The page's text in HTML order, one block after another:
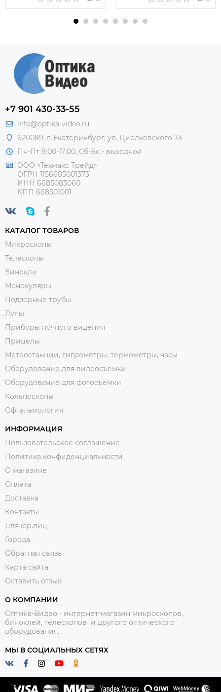
+7 901 430-33-55
info@optika-video.ru
620089, г. Екатеринбург, ул. Циолковского 73
Пн-Пт 9:00-17:00, Сб-Вс - выходной
ООО «Техмакс Трейд»
ОГРН 1156685001373
ИНН 6685083060
КПП 668501001
КАТАЛОГ ТОВАРОВ
Микроскопы
Телескопы
Бинокли
Монокуляры
Подзорные трубы
Лупы
Приборы ночного видения
Прицелы
Метеостанции, гигрометры, термометры, часы
Оборудование для видеосъемки
Оборудование для фотосъемки
Кольпоскопы
Офтальмология
ИНФОРМАЦИЯ
Пользовательское соглашение
Политика конфиденциальности
О магазине
Оплата
Доставка
Контакты
Для юр.лиц
Города
Обратная связь
Карта сайта
Оставить отзыв
О КОМПАНИИ
Оптика-Видео - интернет-магазин микроскопов,
биноклей, телескопов и другого оптического
оборудования.
МЫ В СОЦИАЛЬНЫХ СЕТЯХ